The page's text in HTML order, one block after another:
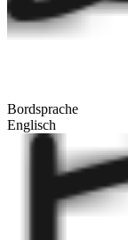
Bordsprache
Englisch